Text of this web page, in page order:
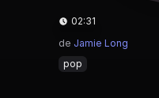
02:31
de Jamie Long
pop